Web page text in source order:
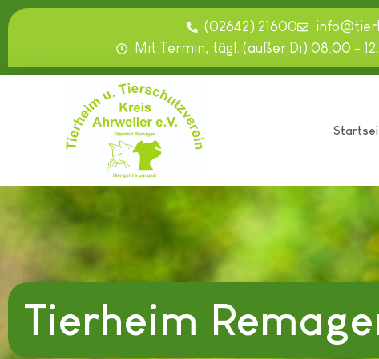
(02642) 21600
Mit Termin, tägl. (außer Di) 08:00 -
Tierheim